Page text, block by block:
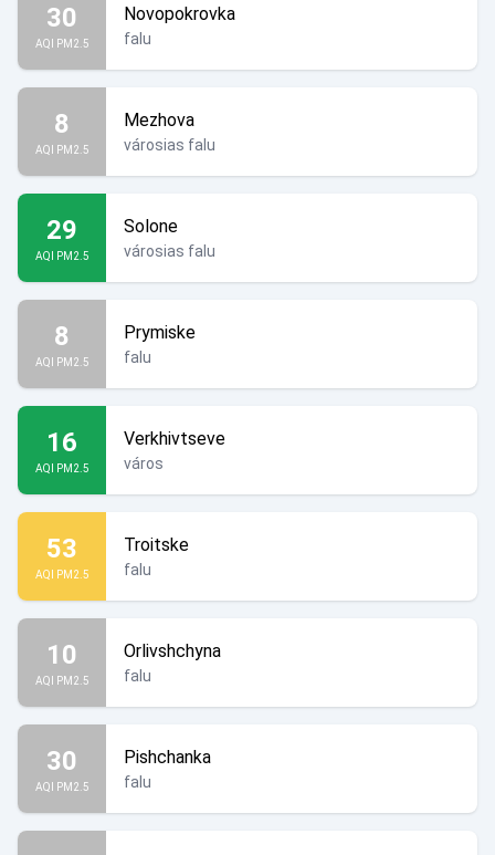
30
AQI PM2.5
Novopokrovka
falu
8
AQI PM2.5
Mezhova
városias falu
29
AQI PM2.5
Solone
városias falu
8
AQI PM2.5
Prymiske
falu
16
AQI PM2.5
Verkhivtseve
város
53
AQI PM2.5
Troitske
falu
10
AQI PM2.5
Orlivshchyna
falu
30
AQI PM2.5
Pishchanka
falu